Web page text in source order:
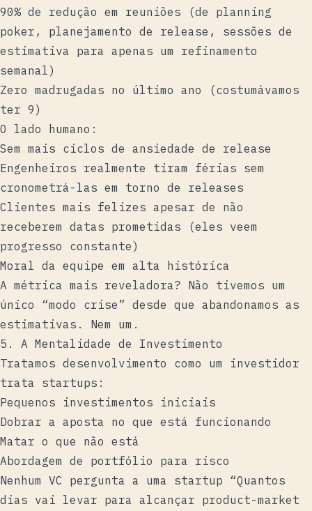
90% de redução em reuniões (de planning
poker, planejamento de release, sessões de
estimativa para apenas um refinamento
semanal)
Zero madrugadas no último ano (costumávamos
ter 9)
O lado humano:
Sem mais ciclos de ansiedade de release
Engenheiros realmente tiram férias sem
cronometrá-las em torno de releases
Clientes mais felizes apesar de não
receberem datas prometidas (eles veem
progresso constante)
Moral da equipe em alta histórica
A métrica mais reveladora? Não tivemos um
único “modo crise” desde que abandonamos as
estimativas. Nem um.
5. A Mentalidade de Investimento
Tratamos desenvolvimento como um investidor
trata startups:
Pequenos investimentos iniciais
Dobrar a aposta no que está funcionando
Matar o que não está
Abordagem de portfólio para risco
Nenhum VC pergunta a uma startup “Quantos
dias vai levar para alcançar product-market